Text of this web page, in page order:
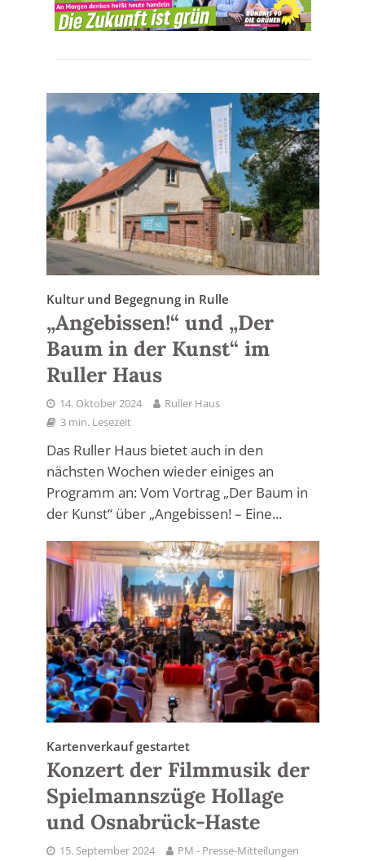
Kultur und Begegnung in Rulle
„Angebissen!“ und „Der
Baum in der Kunst“ im
Ruller Haus
14. Oktober 2024
Ruller Haus
3 min. Lesezeit
Das Ruller Haus bietet auch in den
nächsten Wochen wieder einiges an
Programm an: Vom Vortrag „Der Baum in
der Kunst“ über „Angebissen! – Eine...
Kartenverkauf gestartet
Konzert der Filmmusik der
Spielmannszüge Hollage
und Osnabrück-Haste
15. September 2024
PM - Presse-Mitteilungen